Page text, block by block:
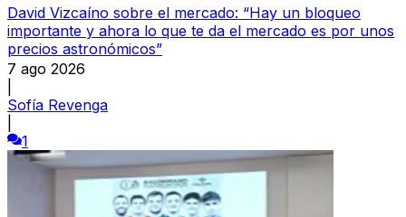
David Vizcaíno sobre el mercado: “Hay un bloqueo
importante y ahora lo que te da el mercado es por unos
precios astronómicos”
7 ago 2026
Sofía Revenga
1